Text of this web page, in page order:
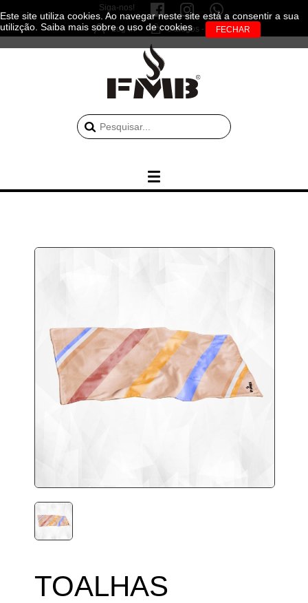
Siga-nos!
Log-in 0 artigos - 0.00€
TOALHAS
Este site utiliza cookies. Ao navegar neste site está a consentir a sua
utilizção. Saiba mais sobre o uso de cookies